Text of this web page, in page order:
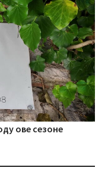
ове сезоне